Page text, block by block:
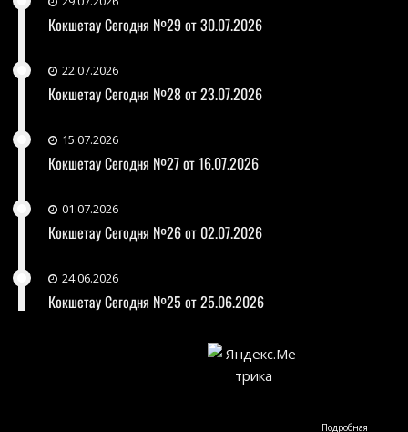
Кокшетау Сегодня №29 от 30.07.2026
22.07.2026
Кокшетау Сегодня №28 от 23.07.2026
15.07.2026
Кокшетау Сегодня №27 от 16.07.2026
01.07.2026
Кокшетау Сегодня №26 от 02.07.2026
24.06.2026
Кокшетау Сегодня №25 от 25.06.2026
Подробная